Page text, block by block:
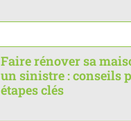
Faire rénover sa
un sinistre : conseils
étapes clés